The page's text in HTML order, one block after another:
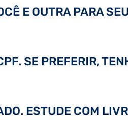
E OUTRA PARA SEU
SE PREFERIR,
ESTUDE COM